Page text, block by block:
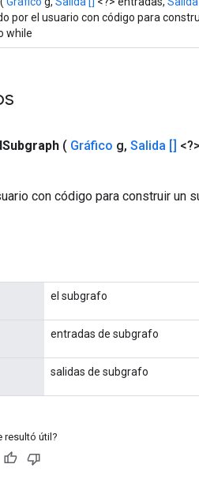
por el usuario con código para
while
Subgraph ( Gráfico g, Salida []
con código para construir un
el subgrafo
entradas de subgrafo
salidas de subgrafo
resultó útil?